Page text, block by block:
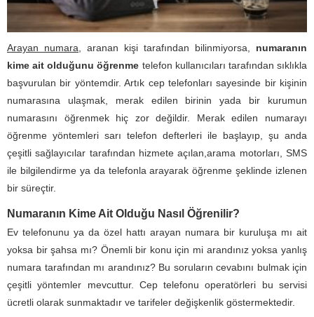
Arayan numara, aranan kişi tarafından bilinmiyorsa, numaranın
kime ait olduğunu öğrenme telefon kullanıcıları tarafından sıklıkla
başvurulan bir yöntemdir. Artık cep telefonları sayesinde bir kişinin
numarasına ulaşmak, merak edilen birinin yada bir kurumun
numarasını öğrenmek hiç zor değildir. Merak edilen numarayı
öğrenme yöntemleri sarı telefon defterleri ile başlayıp, şu anda
çeşitli sağlayıcılar tarafından hizmete açılan,arama motorları, SMS
ile bilgilendirme ya da telefonla arayarak öğrenme şeklinde izlenen
bir süreçtir.
Numaranın Kime Ait Olduğu Nasıl Öğrenilir?
Ev telefonunu ya da özel hattı arayan numara bir kuruluşa mı ait
yoksa bir şahsa mı? Önemli bir konu için mi arandınız yoksa yanlış
numara tarafından mı arandınız? Bu soruların cevabını bulmak için
çeşitli yöntemler mevcuttur. Cep telefonu operatörleri bu servisi
ücretli olarak sunmaktadır ve tarifeler değişkenlik göstermektedir.